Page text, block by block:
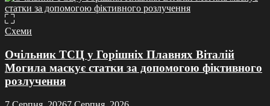
Схеми
Очільник ТСЦ у Горішніх Плавнях Віталій
Могила маскує статки за допомогою фіктивного
розлучення